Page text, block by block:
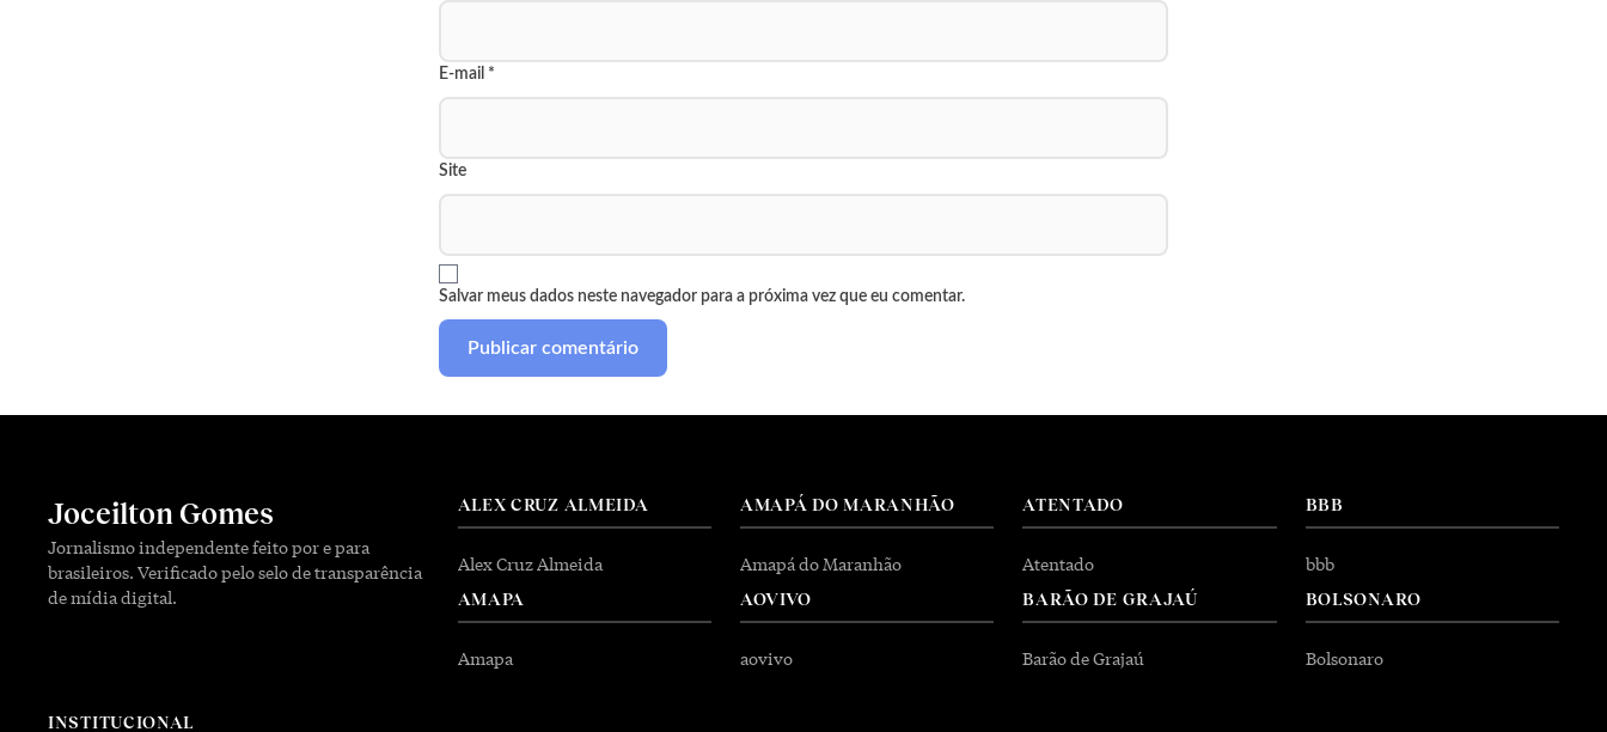
E-mail *
Site
Salvar meus dados neste navegador para a próxima vez que eu comentar.
Joceilton Gomes
Jornalismo independente feito por e para
brasileiros. Verificado pelo selo de transparência
de mídia digital.
ALEX CRUZ ALMEIDA
Alex Cruz Almeida
AMAPA
Amapa
AMAPÁ DO MARANHÃO
Amapá do Maranhão
AOVIVO
aovivo
ATENTADO
Atentado
BARÃO DE GRAJAÚ
Barão de Grajaú
BBB
bbb
BOLSONARO
Bolsonaro
INSTITUCIONAL